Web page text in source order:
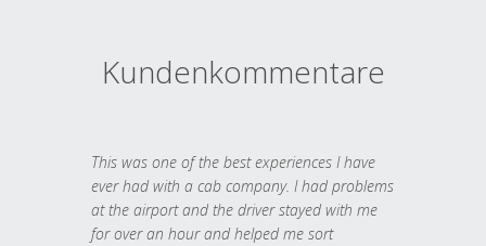
Kundenkommentare
This was one of the best experiences I have
ever had with a cab company. I had problems
at the airport and the driver stayed with me
for over an hour and helped me sort